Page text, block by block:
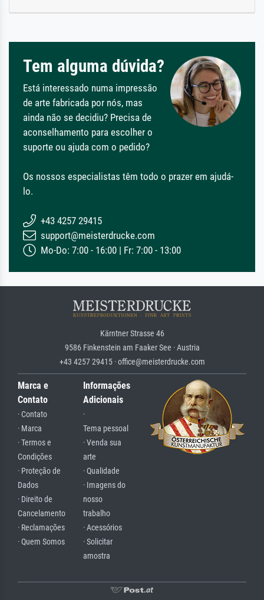
Tem alguma dúvida?
Está interessado numa impressão
de arte fabricada por nós, mas
ainda não se decidiu? Precisa de
aconselhamento para escolher o
suporte ou ajuda com o pedido?
Os nossos especialistas têm todo o prazer em ajudá-
lo.
+43 4257 29415
support@meisterdrucke.com
Mo-Do: 7:00 - 16:00 | Fr: 7:00 - 13:00
Kärntner Strasse 46
9586 Finkenstein am Faaker See · Austria
+43 4257 29415 · office@meisterdrucke.com
Marca e
Contato
· Contato
· Marca
· Termos e
Condições
· Proteção de
Dados
· Direito de
Cancelamento
· Reclamações
· Quem Somos
Informações
Adicionais
·
Tema pessoal
· Venda sua
arte
· Qualidade
· Imagens do
nosso
trabalho
· Acessórios
· Solicitar
amostra